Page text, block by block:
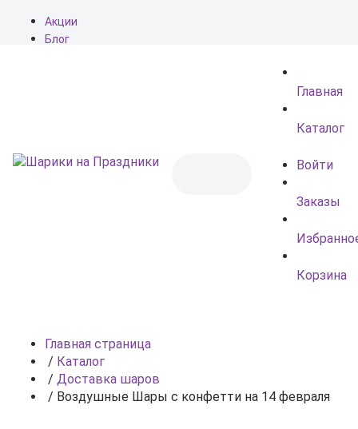
Акции
Блог
Главная
Каталог
Войти
Заказы
Корзина
Главная страница
/ Каталог
/ Доставка шаров
/
Воздушные Шары с конфетти на 14 февраля